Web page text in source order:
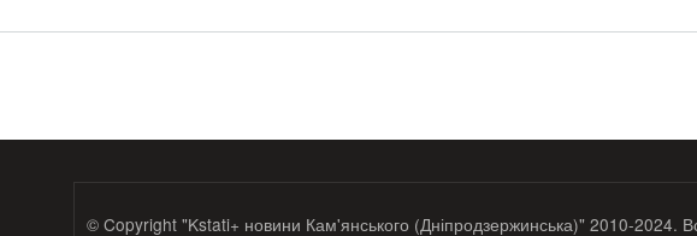
© Copyright "Kstati+ новини Кам'янського (Дніпродзержинська)" 2010-2024.